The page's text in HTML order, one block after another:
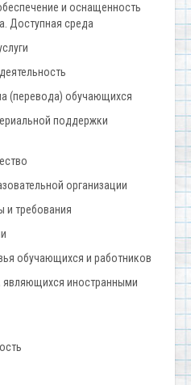
и оснащенность
Доступная среда
(перевода) обучающихся
поддержки
организации
и требования
обучающихся и работников
иностранными